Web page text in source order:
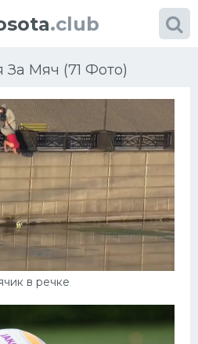
.club
За Мяч (71 Фото)
в речке